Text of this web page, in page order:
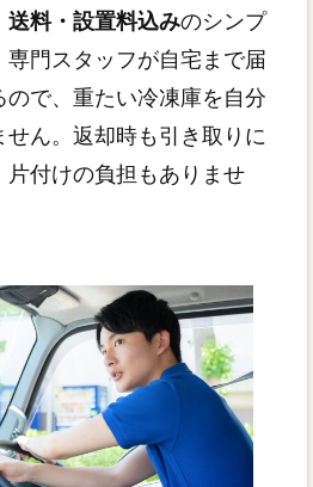
送料・設置料込みのシンプ
専門スタッフが自宅まで届
ので、重たい冷凍庫を自分
せん。返却時も引き取りに
付けの負担もありませ